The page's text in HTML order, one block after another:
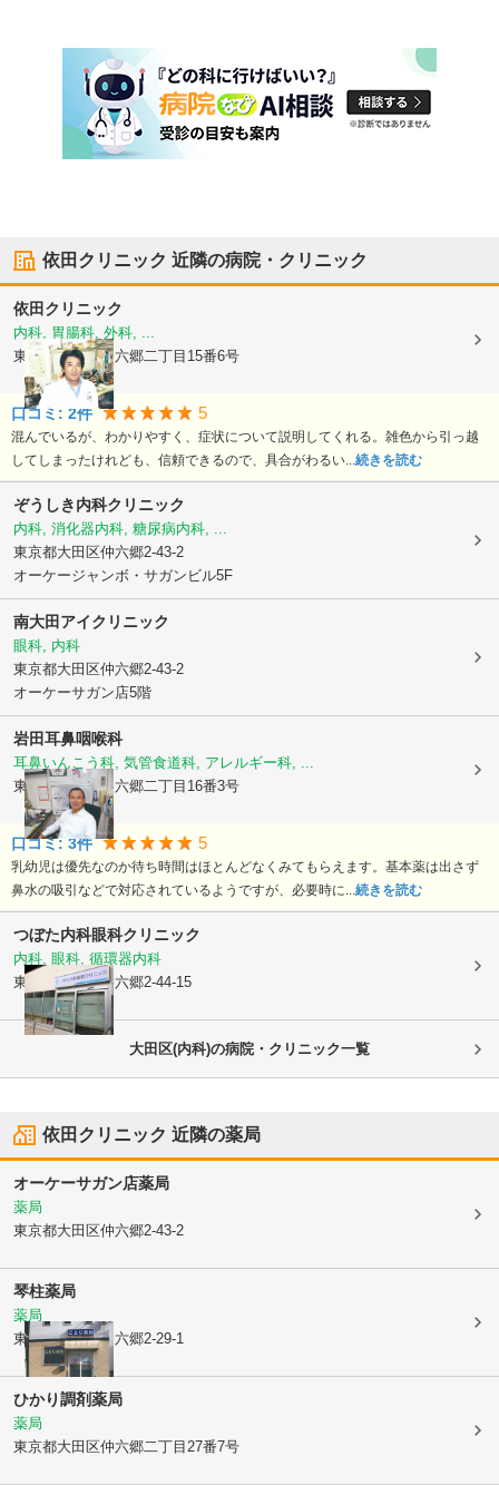
依田クリニック 近隣の病院・クリニック
依田クリニック
内科, 胃腸科, 外科, ...
東京都大田区仲六郷二丁目15番6号
口コミ: 2件 5
混んでいるが、わかりやすく、症状について説明してくれる。雑色から引っ越
してしまったけれども、信頼できるので、具合がわるい...続きを読む
ぞうしき内科クリニック
内科, 消化器内科, 糖尿病内科, ...
東京都大田区仲六郷2-43-2
オーケージャンボ・サガンビル5F
南大田アイクリニック
眼科, 内科
東京都大田区仲六郷2-43-2
オーケーサガン店5階
岩田耳鼻咽喉科
耳鼻いんこう科, 気管食道科, アレルギー科, ...
東京都大田区 仲六郷二丁目16番3号
口コミ: 3件 5
乳幼児は優先なのか待ち時間はほとんどなくみてもらえます。基本薬は出さず
鼻水の吸引などで対応されているようですが、必要時に...続きを読む
つぼた内科眼科クリニック
内科, 眼科, 循環器内科
東京都大田区仲六郷2-44-15
大田区(内科)の病院・クリニック一覧
依田クリニック 近隣の薬局
オーケーサガン店薬局
薬局
東京都大田区仲六郷2-43-2
琴柱薬局
薬局
東京都大田区仲六郷2-29-1
ひかり調剤薬局
薬局
東京都大田区仲六郷二丁目27番7号